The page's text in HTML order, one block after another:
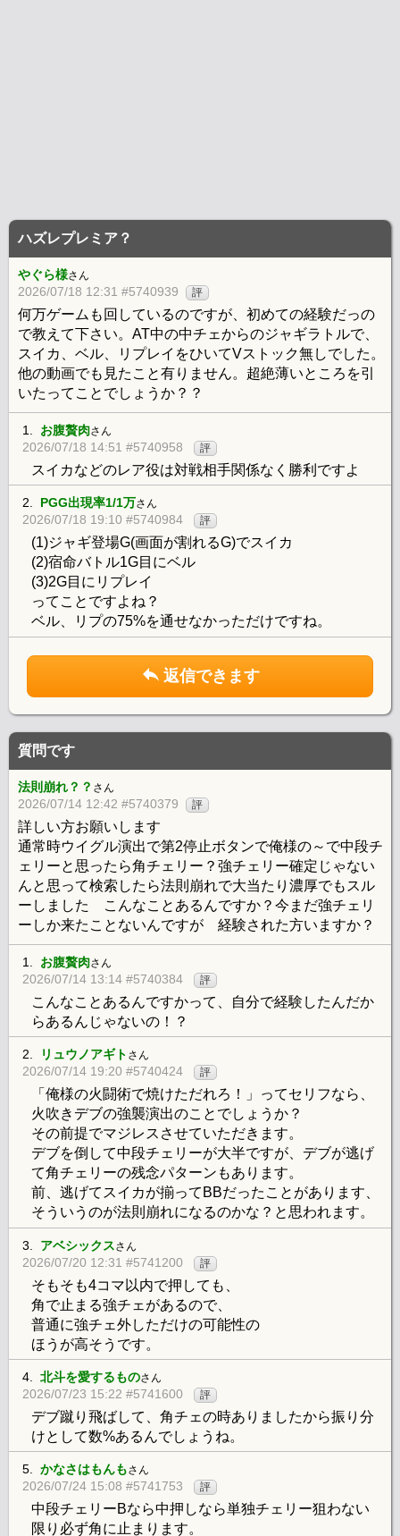
ハズレプレミア？
やぐら様さん
2026/07/18 12:31 #5740939 評
何万ゲームも回しているのですが、初めての経験だっの
で教えて下さい。AT中の中チェからのジャギラトルで、
スイカ、ベル、リプレイをひいてVストック無しでした。
他の動画でも見たこと有りません。超絶薄いところを引
いたってことでしょうか？？
1. お腹贅肉さん
2026/07/18 14:51 #5740958 評
スイカなどのレア役は対戦相手関係なく勝利ですよ
2. PGG出現率1/1万さん
2026/07/18 19:10 #5740984 評
(1)ジャギ登場G(画面が割れるG)でスイカ
(2)宿命バトル1G目にベル
(3)2G目にリプレイ
ってことですよね？
ベル、リプの75%を通せなかっただけですね。
返信できます
質問です
法則崩れ？？ さん
2026/07/14 12:42 #5740379 評
詳しい方お願いします
通常時ウイグル演出で第2停止ボタンで俺様の～で中段チ
ェリーと思ったら角チェリー？強チェリー確定じゃない
んと思って検索したら法則崩れで大当たり濃厚でもスル
ーしました こんなことあるんですか？今まだ強チェリ
ーしか来たことないんですが 経験された方いますか？
1. お腹贅肉さん
2026/07/14 13:14 #5740384 評
こんなことあるんですかって、自分で経験したんだか
らあるんじゃないの！？
2. リュウノアギト さん
2026/07/14 19:20 #5740424 評
「俺様の火闘術で焼けただれろ！」ってセリフなら、
火吹きデブの強襲演出のことでしょうか？
その前提でマジレスさせていただきます。
デブを倒して中段チェリーが大半ですが、デブが逃げ
て角チェリーの残念パターンもあります。
前、逃げてスイカが揃ってBBだったことがあります、
そういうのが法則崩れになるのかな？と思われます。
3. アベシックスさん
2026/07/20 12:31 #5741200 評
そもそも4コマ以内で押しても、
角で止まる強チェがあるので、
普通に強チェ外しただけの可能性の
ほうが高そうです。
4. 北斗を愛するものさん
2026/07/23 15:22 #5741600 評
デブ蹴り飛ばして、角チェの時ありましたから振り分
けとして数%あるんでしょうね。
5. かなさはもんもさん
2026/07/24 15:08 #5741753 評
中段チェリーBなら中押しなら単独チェリー狙わない
限り必ず角に止まります。